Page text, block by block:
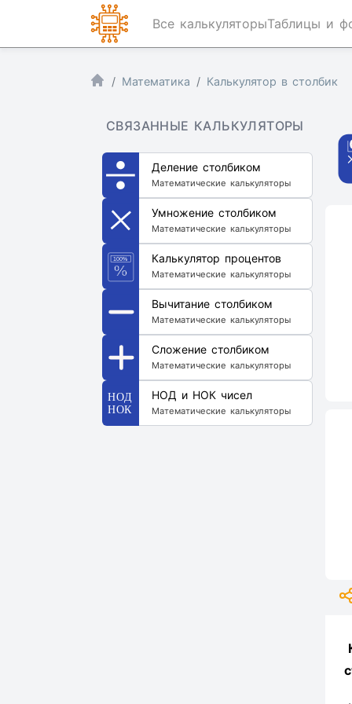
Все калькуляторыТаблицы и
Математика Калькулятор в столбик
СВЯЗАННЫЕ КАЛЬКУЛЯТОРЫ
Деление столбиком
Математические калькуляторы
Умножение столбиком
Математические калькуляторы
Калькулятор процентов
Математические калькуляторы
Вычитание столбиком
Математические калькуляторы
Сложение столбиком
Математические калькуляторы
НОД и НОК чисел
Математические калькуляторы